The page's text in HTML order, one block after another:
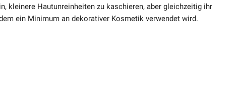
kleinere Hautunreinheiten zu kaschieren, aber gleichzeitig ihr
ein Minimum an dekorativer Kosmetik verwendet wird.